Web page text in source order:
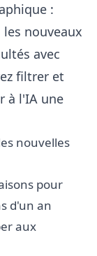
:
nouveaux
avec
filtrer et
à l'IA une
nouvelles
pour
d'un an
aux